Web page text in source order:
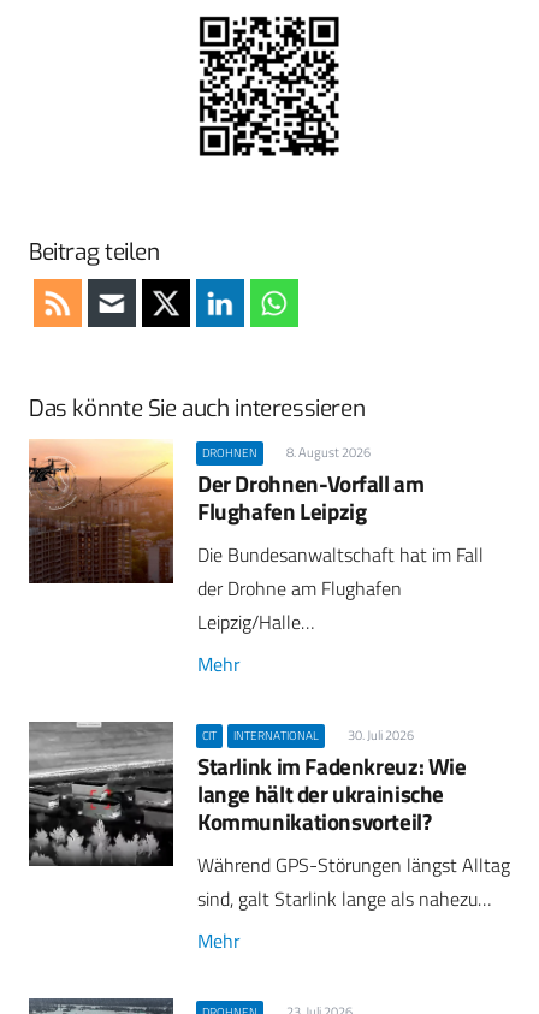
Beitrag teilen
Das könnte Sie auch interessieren
DROHNEN 8. August 2026
Der Drohnen-Vorfall am
Flughafen Leipzig
Die Bundesanwaltschaft hat im Fall
der Drohne am Flughafen
Leipzig/Halle…
Mehr
CIT INTERNATIONAL 30. Juli 2026
Starlink im Fadenkreuz: Wie
lange hält der ukrainische
Kommunikationsvorteil?
Während GPS-Störungen längst Alltag
sind, galt Starlink lange als nahezu…
Mehr